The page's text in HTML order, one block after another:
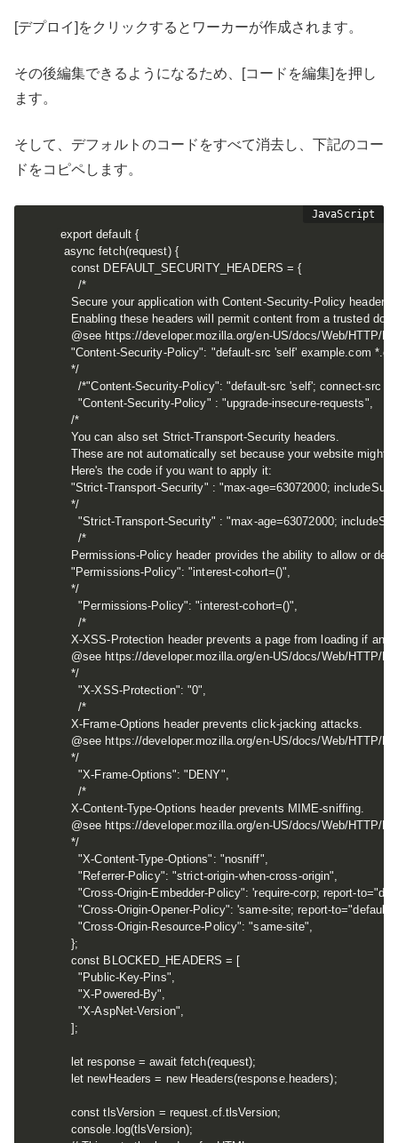
[デプロイ]をクリックするとワーカーが作成されます。
その後編集できるようになるため、[コードを編集]を押し
ます。
そして、デフォルトのコードをすべて消去し、下記のコー
ドをコピペします。
export default {
  async fetch(request) {
    const DEFAULT_SECURITY_HEADERS = {
      /*
    Secure your application with Content-Security-Policy headers.
Enabling these headers will permit content from a trusted
@see https://developer.mozilla.org/en-US/docs/Web/HTTP/
"Content-Security-Policy": "default-src 'self' example.com
    */
/*"Content-Security-Policy": "default-src 'self'; connect-src
      "Content-Security-Policy" : "upgrade-insecure-requests",
    /*
    You can also set Strict-Transport-Security headers.
These are not automatically set because your website might
    Here's the code if you want to apply it:
"Strict-Transport-Security" : "max-age=63072000;
    */
"Strict-Transport-Security" : "max-age=63072000;
      /*
Permissions-Policy header provides the ability to allow or
    "Permissions-Policy": "interest-cohort=()",
    */
      "Permissions-Policy": "interest-cohort=()",
      /*
X-XSS-Protection header prevents a page from loading if an
@see https://developer.mozilla.org/en-US/docs/Web/HTTP/
    */
      "X-XSS-Protection": "0",
      /*
    X-Frame-Options header prevents click-jacking attacks.
@see https://developer.mozilla.org/en-US/docs/Web/HTTP/
    */
      "X-Frame-Options": "DENY",
      /*
    X-Content-Type-Options header prevents MIME-sniffing.
@see https://developer.mozilla.org/en-US/docs/Web/HTTP/
    */
      "X-Content-Type-Options": "nosniff",
      "Referrer-Policy": "strict-origin-when-cross-origin",
"Cross-Origin-Embedder-Policy": 'require-corp; report-
"Cross-Origin-Opener-Policy": 'same-site; report-
      "Cross-Origin-Resource-Policy": "same-site",
    };
    const BLOCKED_HEADERS = [
      "Public-Key-Pins",
      "X-Powered-By",
      "X-AspNet-Version",
    ];
    let response = await fetch(request);
    let newHeaders = new Headers(response.headers);
    const tlsVersion = request.cf.tlsVersion;
    console.log(tlsVersion);